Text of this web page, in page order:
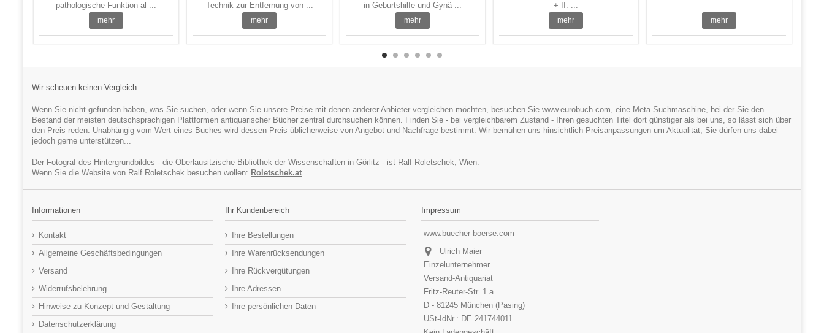
pathologische Funktion al ...
mehr
Technik zur Entfernung von ...
mehr
in Geburtshilfe und Gynä ...
mehr
+ II. ...
mehr mehr
Wir scheuen keinen Vergleich
Wenn Sie nicht gefunden haben, was Sie suchen, oder wenn Sie unsere Preise mit denen anderer Anbieter vergleichen möchten, besuchen Sie www.eurobuch.com, eine Meta-Suchmaschine, bei der Sie den
Bestand der meisten deutschsprachigen Plattformen antiquarischer Bücher zentral durchsuchen können. Finden Sie - bei vergleichbarem Zustand - Ihren gesuchten Titel dort günstiger als bei uns, so lässt sich über
den Preis reden: Unabhängig vom Wert eines Buches wird dessen Preis üblicherweise von Angebot und Nachfrage bestimmt. Wir bemühen uns hinsichtlich Preisanpassungen um Aktualität, Sie dürfen uns dabei
jedoch gerne unterstützen...
Der Fotograf des Hintergrundbildes - die Oberlausitzische Bibliothek der Wissenschaften in Görlitz - ist Ralf Roletschek, Wien.
Wenn Sie die Website von Ralf Roletschek besuchen wollen: Roletschek.at
Informationen
Kontakt
Allgemeine Geschäftsbedingungen
Versand
Widerrufsbelehrung
Hinweise zu Konzept und Gestaltung
Datenschutzerklärung
Ihr Kundenbereich
Ihre Bestellungen
Ihre Warenrücksendungen
Ihre Rückvergütungen
Ihre Adressen
Ihre persönlichen Daten
Impressum
www.buecher-boerse.com
Ulrich Maier
Einzelunternehmer
Versand-Antiquariat
Fritz-Reuter-Str. 1 a
D - 81245 München (Pasing)
USt-IdNr.: DE 241744011